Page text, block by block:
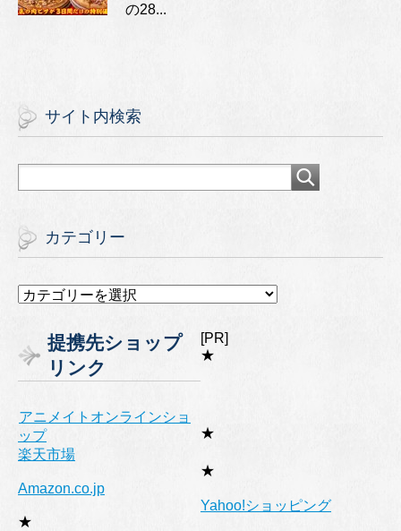
の28...
サイト内検索
カテゴリー
カ
リ
ー
提携先ショップ
リンク
[PR]
★
アニメイトオンラインショ
ップ
★
楽天市場
★
Amazon.co.jp
★
Yahoo!ショッピング